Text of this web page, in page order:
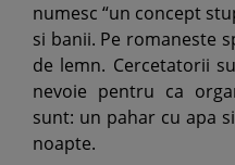
numesc “un concept
si banii. Pe romaneste
de lemn. Cercetatorii
nevoie pentru ca
sunt: un pahar cu apa
noapte.